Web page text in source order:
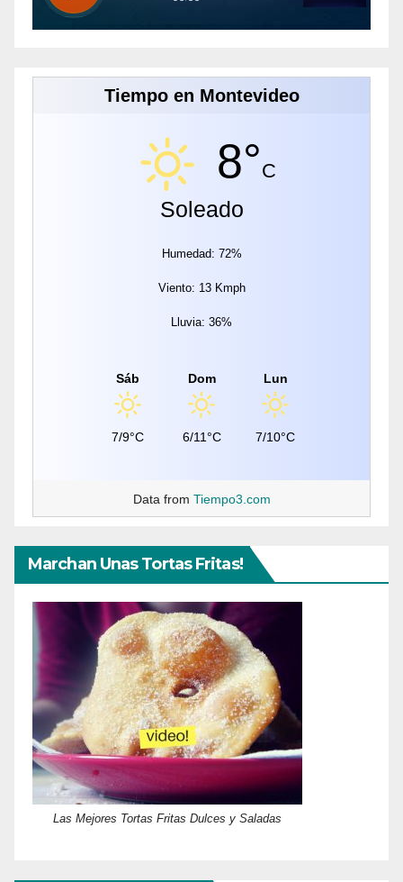
Tiempo en Montevideo
8°C
Soleado
Humedad: 72%
Viento: 13 Kmph
Lluvia: 36%
Sáb
7/9°C
Dom
6/11°C
Lun
7/10°C
Data from Tiempo3.com
Marchan Unas Tortas Fritas!
Las Mejores Tortas Fritas Dulces y Saladas